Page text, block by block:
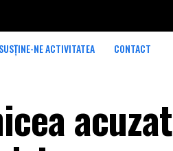
SUSȚINE-NE ACTIVITATEA CONTACT
acuzat